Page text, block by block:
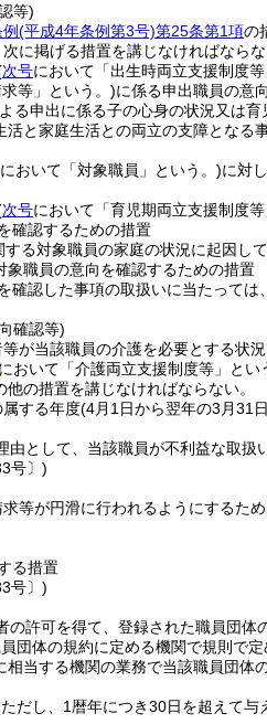
等)
(平成4年条例第3号)第25条第1項の
に掲げる措置を講じなければならな
次号において「出生時両立支援制度
等」という。)に係る申出職員の意
る申出に係る子の心身の状況又は
と家庭生活との両立の支障とな
おいて「対象職員」という。)に対
次号において「育児期両立支援制度
確認するための措置
る対象職員の家庭の状況に起因し
職員の意向を確認するための措置
確認した事項の取扱いに当たっては
確認等)
が当該職員の介護を必要とする状
において「介護両立支援制度等」とい
の措置を講じなければならない。
する年度(4月1日から翌年の3月31
として、当該職員が不利益な取扱
号〕)
等が円滑に行われるようにするた
る措置
号〕)
許可を得て、登録された職員団体
団体の規約に定める機関で規則で
当する機関の業務で当該職員団
ただし、1暦年につき30日を超えて与